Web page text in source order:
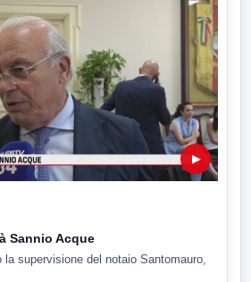
▶
Sannio Acque
supervisione del notaio Santomauro,